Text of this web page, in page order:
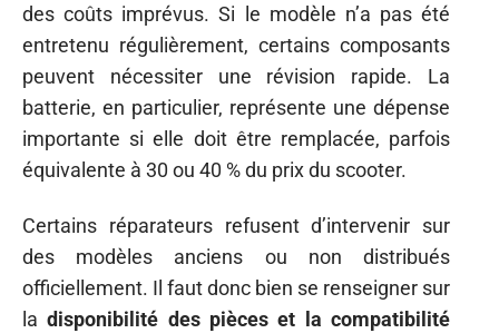
des coûts imprévus. Si le modèle n’a pas été
entretenu régulièrement, certains composants
peuvent nécessiter une révision rapide. La
batterie, en particulier, représente une dépense
importante si elle doit être remplacée, parfois
équivalente à 30 ou 40 % du prix du scooter.
Certains réparateurs refusent d’intervenir sur
des modèles anciens ou non distribués
officiellement. Il faut donc bien se renseigner sur
ladisponibilité des pièces et la compatibilité